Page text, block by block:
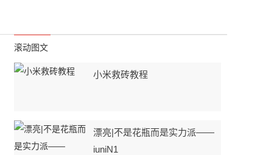
滚动图文
小米救砖教程
漂亮|不是花瓶而是实力派——
iuniN1